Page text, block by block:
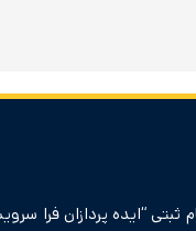
ثبتی “ایده پردازان فرا